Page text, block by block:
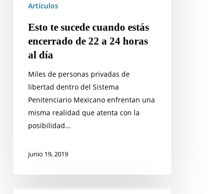
Artículos
Esto te sucede cuando estás
encerrado de 22 a 24 horas
al día
Miles de personas privadas de
libertad dentro del Sistema
Penitenciario Mexicano enfrentan una
misma realidad que atenta con la
posibilidad…
junio 19, 2019